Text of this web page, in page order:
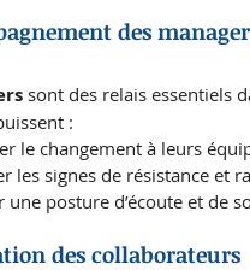
des
sont des relais essentiels
:
le changement à leurs
les signes de résistance et
une posture d’écoute et de
des collaborateurs